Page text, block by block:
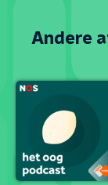
Andere